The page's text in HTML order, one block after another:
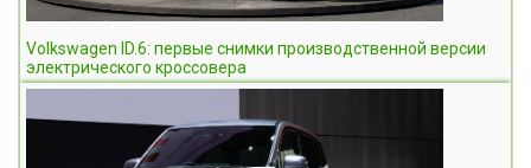
Volkswagen ID.6: первые снимки производственной версии
электрического кроссовера